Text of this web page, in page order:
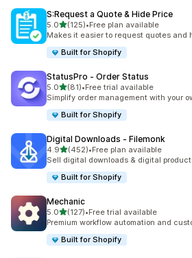
S:Request a Quote & Hide Price
5.0滿分 5 顆星
(125)
共有 125 則評價
•Free plan available
Makes it easier to request quotes and
Built for Shopify
StatusPro ‑ Order Status
5.0滿分 5 顆星
(81)
共有 81 則評價
•Free trial available
Simplify order management with your
Built for Shopify
Digital Downloads ‑ Filemonk
4.9滿分 5 顆星
(452)
共有 452 則評價
•Free plan available
Sell digital downloads & digital
Built for Shopify
Mechanic
5.0滿分 5 顆星
(127)
共有 127 則評價
•Free trial available
Premium workflow automation and
Built for Shopify